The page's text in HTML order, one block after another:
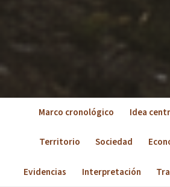
Marco cronológico Idea
Territorio Sociedad
Evidencias Interpretación